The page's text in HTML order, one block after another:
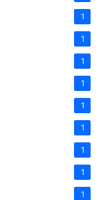
1
1
1
1
1
1
1
1
1